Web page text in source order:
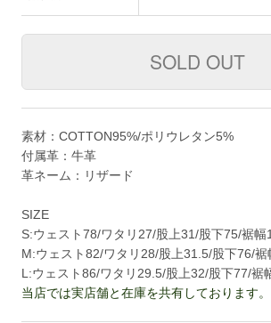
素材：COTTON95%/ポリウレタン5%
付属革：牛革
革ネーム：リザード
SIZE
S:ウェスト78/ワタリ27/股上31/股下75/裾幅
M:ウェスト82/ワタリ28/股上31.5/股下76/
L:ウェスト86/ワタリ29.5/股上32/股下77/裾
当店では実店舗と在庫を共有しております。